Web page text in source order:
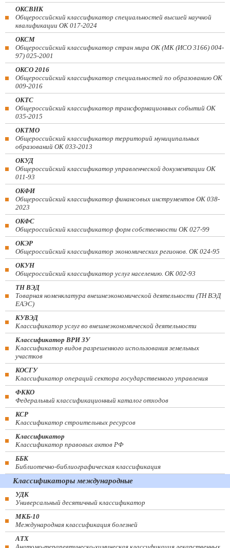
ОКСВНК
Общероссийский классификатор специальностей высшей научной
квалификации ОК 017-2024
ОКСМ
Общероссийский классификатор стран мира ОК (МК (ИСО 3166) 004-
97) 025-2001
ОКСО 2016
Общероссийский классификатор специальностей по образованию ОК
009-2016
ОКТС
Общероссийский классификатор трансформационных событий ОК
035-2015
ОКТМО
Общероссийский классификатор территорий муниципальных
образований ОК 033-2013
ОКУД
Общероссийский классификатор управленческой документации ОК
011-93
ОКФИ
Общероссийский классификатор финансовых инструментов OK 038-
2023
ОКФС
Общероссийский классификатор форм собственности ОК 027-99
ОКЭР
Общероссийский классификатор экономических регионов. ОК 024-95
ОКУН
Общероссийский классификатор услуг населению. ОК 002-93
ТН ВЭД
Товарная номенклатура внешнеэкономической деятельности (ТН ВЭД
ЕАЭС)
КУВЭД
Классификатор услуг во внешнеэкономической деятельности
Классификатор ВРИ ЗУ
Классификатор видов разрешенного использования земельных
участков
КОСГУ
Классификатор операций сектора государственного управления
ФККО
Федеральный классификационный каталог отходов
КСР
Классификатор строительных ресурсов
Классификатор
Классификатор правовых актов РФ
ББК
Библиотечно-библиографическая классификация
Классификаторы международные
УДК
Универсальный десятичный классификатор
МКБ-10
Международная классификация болезней
АТХ